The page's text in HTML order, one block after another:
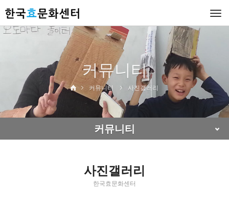
커뮤니티
커뮤니티 사진갤러리
커뮤니티
사진갤러리
한국효문화센터